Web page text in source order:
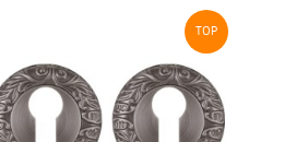
TOP